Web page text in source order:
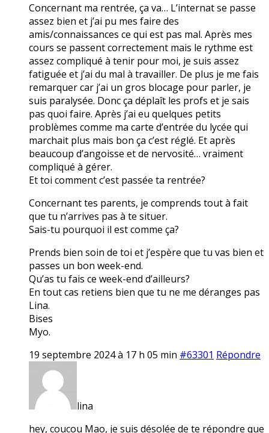
Concernant ma rentrée, ça va… L’internat se passe
assez bien et j’ai pu mes faire des
amis/connaissances ce qui est pas mal. Après mes
cours se passent correctement mais le rythme est
assez compliqué à tenir pour moi, je suis assez
fatiguée et j’ai du mal à travailler. De plus je me fais
remarquer car j’ai un gros blocage pour parler, je
suis paralysée. Donc ça déplaît les profs et je sais
pas quoi faire. Après j’ai eu quelques petits
problèmes comme ma carte d’entrée du lycée qui
marchait plus mais bon ça c’est réglé. Et après
beaucoup d’angoisse et de nervosité… vraiment
compliqué à gérer.
Et toi comment c’est passée ta rentrée?
Concernant tes parents, je comprends tout à fait
que tu n’arrives pas à te situer.
Sais-tu pourquoi il est comme ça?
Prends bien soin de toi et j’espère que tu vas bien et
passes un bon week-end.
Qu’as tu fais ce week-end d’ailleurs?
En tout cas retiens bien que tu ne me déranges pas
Lina.
Bises
Myo.
19 septembre 2024 à 17 h 05 min #63301 Répondre
lina
hey, coucou Mao, je suis désolée de te répondre que